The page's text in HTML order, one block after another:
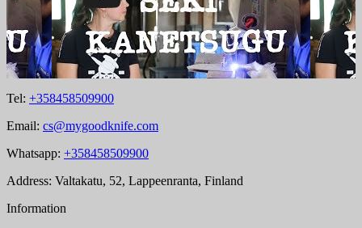
Tel: +358458509900
Email: cs@mygoodknife.com
Whatsapp: +358458509900
Address: Valtakatu, 52, Lappeenranta, Finland
Information